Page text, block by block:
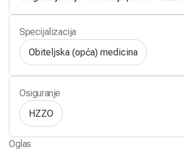
Specijalizacija
Obiteljska (opća) medicina
Osiguranje
HZZO
Oglas